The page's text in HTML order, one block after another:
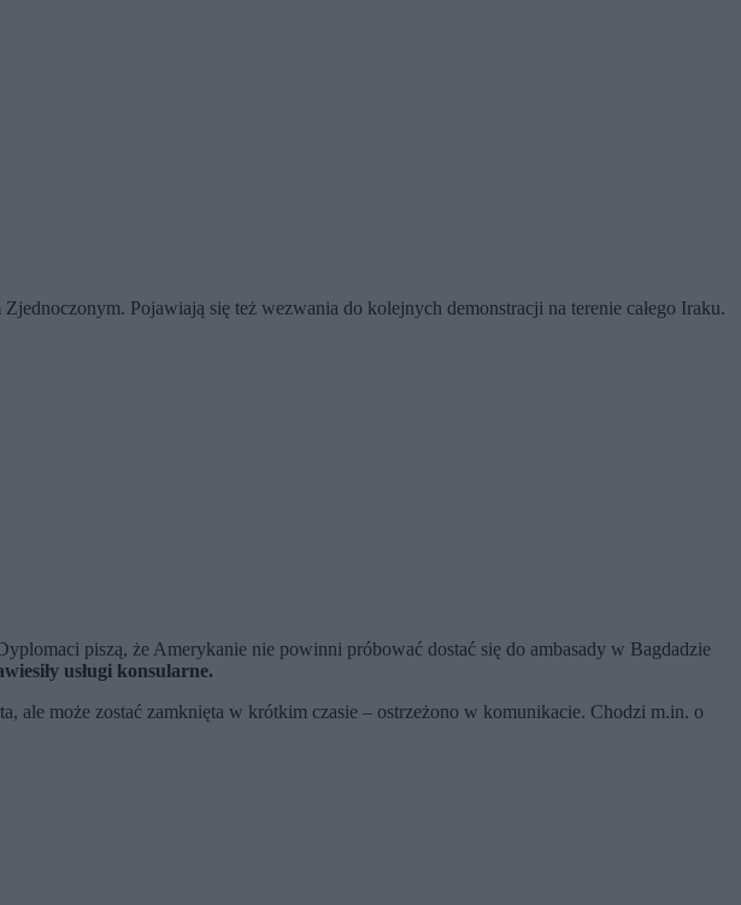
Pojawiają się też wezwania do kolejnych demonstracji na terenie całego Iraku.
piszą, że Amerykanie nie powinni próbować dostać się do ambasady w Bagdadzie
usługi konsularne.
ale może zostać zamknięta w krótkim czasie – ostrzeżono w komunikacie. Chodzi m.in. o